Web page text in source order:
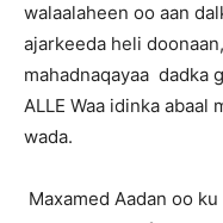
walaalaheen oo aan
ajarkeeda heli
mahadnaqayaa dadka
ALLE Waa idinka abaal
wada.
Maxamed Aadan oo